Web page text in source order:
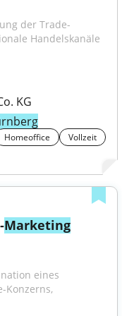
der Trade-
Handelskanäle
KG
Homeoffice Vollzeit
Marketing
eines
Konzerns,